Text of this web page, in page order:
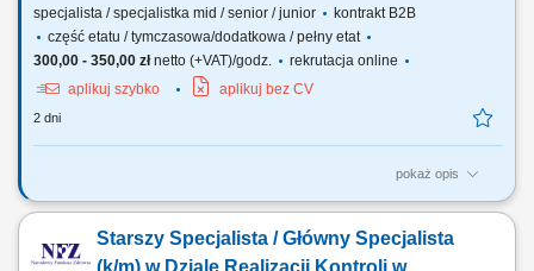
specjalista / specjalistka mid / senior / junior
kontrakt B2B
część etatu / tymczasowa/dodatkowa / pełny etat
300,00 - 350,00 złnetto (+VAT)/godz.
rekrutacja online
aplikuj szybko
aplikuj bez CV
2 dni
pokaż opis
Zapraszamy do współpracy z naszą firmą specjalizującą się w
doświadczonych lekarzy i lekarek różnych specjalizacji, którzy są
otwarci na rozwój oraz poszerzanie wiedzy, aby dołączyć do naszego
Starszy Specjalista / Główny Specjalista
(k/m) w Dziale Realizacji Kontroli w